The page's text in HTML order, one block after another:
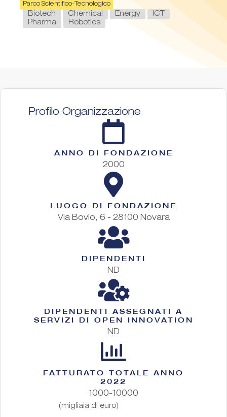
Parco Scientifico-Tecnologico
Biotech Chemical Energy
ICT
Pharma
Robotics
Profilo Organizzazione
ANNO DI FONDAZIONE
2000
LUOGO DI FONDAZIONE
Via Bovio, 6 - 28100 Novara
DIPENDENTI
ND
DIPENDENTI ASSEGNATI A
SERVIZI DI OPEN INNOVATION
ND
FATTURATO TOTALE ANNO
2022
1000-10000
(migliaia di euro)